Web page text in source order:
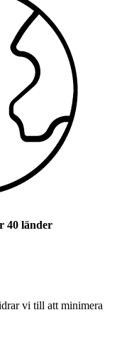
40 länder
vi till att minimera